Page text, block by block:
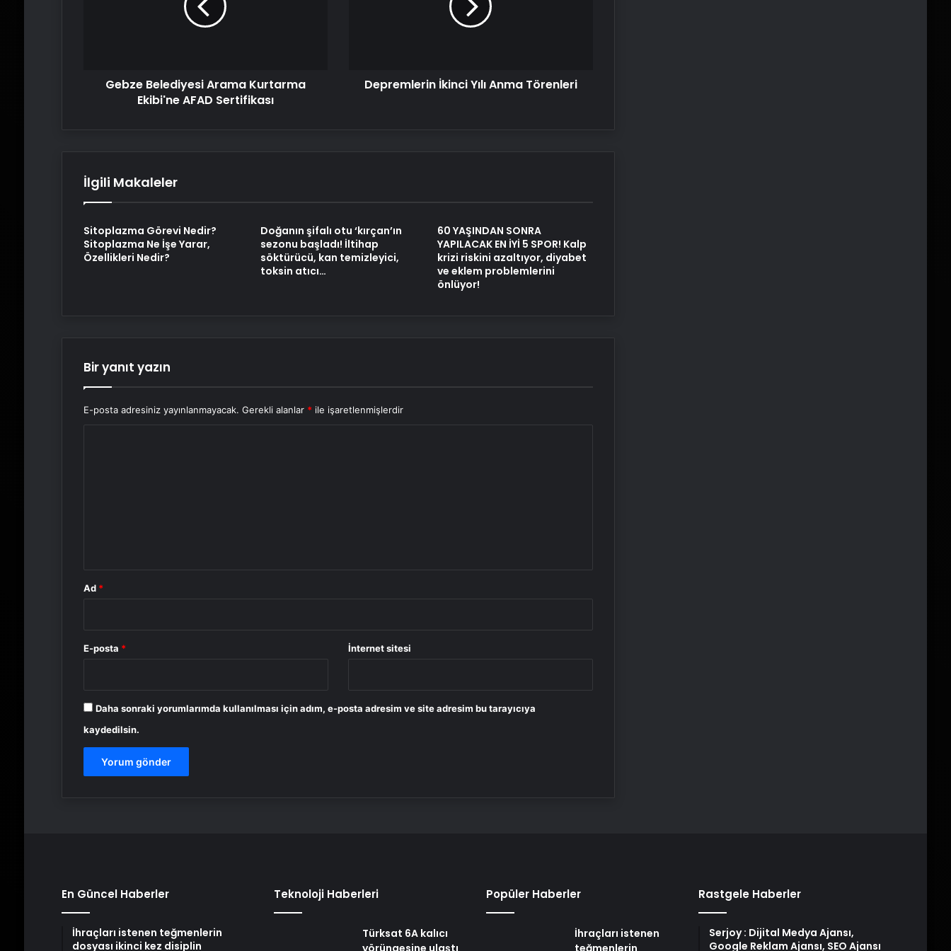
Gebze Belediyesi Arama Kurtarma
Ekibi'ne AFAD Sertifikası
Depremlerin İkinci Yılı Anma Törenleri
İlgili Makaleler
Sitoplazma Görevi Nedir?
Sitoplazma Ne İşe Yarar,
Özellikleri Nedir?
Doğanın şifalı otu ‘kırçan’ın
sezonu başladı! İltihap
söktürücü, kan temizleyici,
toksin atıcı…
60 YAŞINDAN SONRA
YAPILACAK EN İYİ 5 SPOR! Kalp
krizi riskini azaltıyor, diyabet
ve eklem problemlerini
önlüyor!
Bir yanıt yazın
E-posta adresiniz yayınlanmayacak. Gerekli alanlar * ile işaretlenmişlerdir
Ad *
E-posta * İnternet sitesi
Daha sonraki yorumlarımda kullanılması için adım, e-posta adresim ve site adresim bu tarayıcıya
kaydedilsin.
En Güncel Haberler
İhraçları istenen teğmenlerin
dosyası ikinci kez disiplin
Teknoloji Haberleri
Türksat 6A kalıcı
yörüngesine ulaştı
Popüler Haberler
İhraçları istenen
teğmenlerin
Rastgele Haberler
Serjoy : Dijital Medya Ajansı,
Google Reklam Ajansı, SEO Ajansı